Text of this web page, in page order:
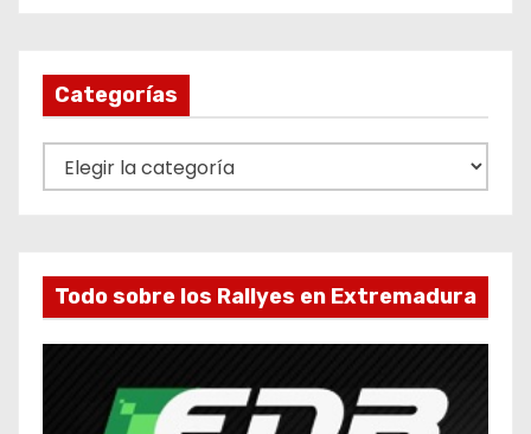
Categorías
a
o
Todo sobre los Rallyes en Extremadura